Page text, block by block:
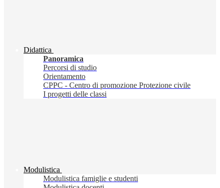
Didattica
Panoramica
Percorsi di studio
Orientamento
CPPC - Centro di promozione Protezione civile
I progetti delle classi
Modulistica
Modulistica famiglie e studenti